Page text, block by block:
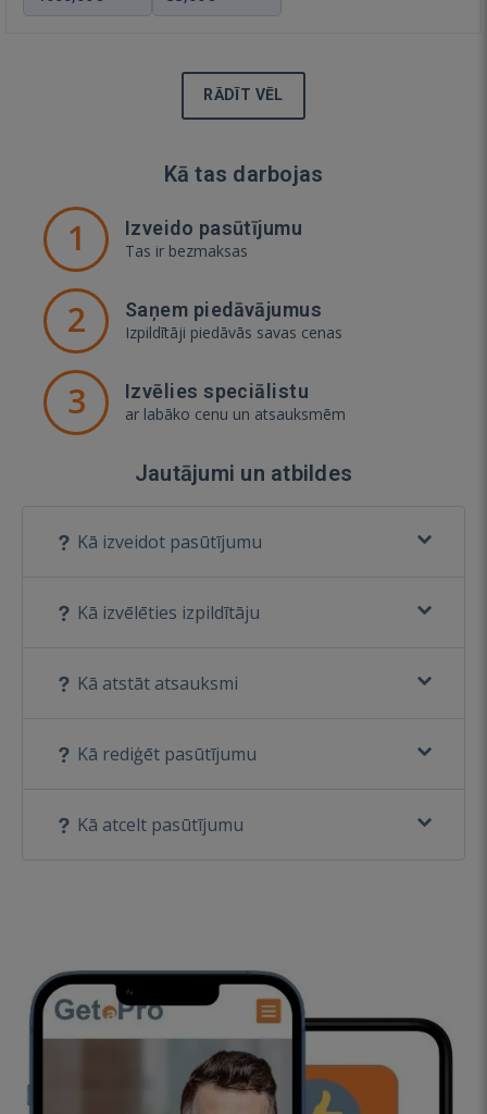
RĀDĪT VĒL
Kā tas darbojas
1 Izveido pasūtījumu
Tas ir bezmaksas
2 Saņem piedāvājumus
Izpildītāji piedāvās savas cenas
3 Izvēlies speciālistu
ar labāko cenu un atsauksmēm
Jautājumi un atbildes
Kā izveidot pasūtījumu
Kā izvēlēties izpildītāju
Kā atstāt atsauksmi
Kā rediģēt pasūtījumu
Kā atcelt pasūtījumu